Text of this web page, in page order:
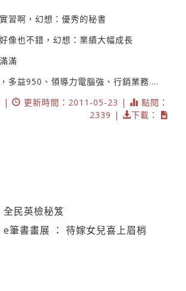
習啊，幻想：優秀的秘書
像也不錯，幻想：業績大幅成長
滿
多益950、領導力電腦強、行銷業務....
|
更新時間：2011-05-23 |
點閱：
2339 |
下載：
全民英檢秘笈
e筆書畫展 ： 待嫁女兒喜上眉梢